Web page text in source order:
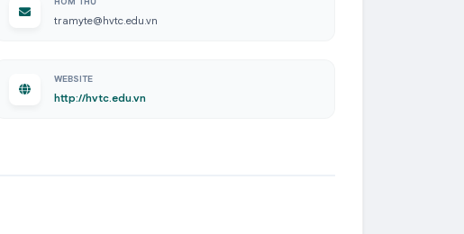
tramyte@hvtc.edu.vn
WEBSITE
http://hvtc.edu.vn